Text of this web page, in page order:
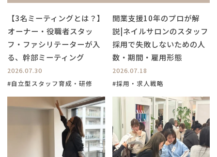
【3名ミーティングとは？】
⁡オーナー・役職者スタッ
フ・ファシリテーターが入
る、幹部ミーティング
2026.07.30
#自立型スタッフ育成・研修
開業支援10年のプロが解
説|ネイルサロンのスタッフ
採用で失敗しないための人
数・期間・雇用形態
2026.07.18
#採用・求人戦略